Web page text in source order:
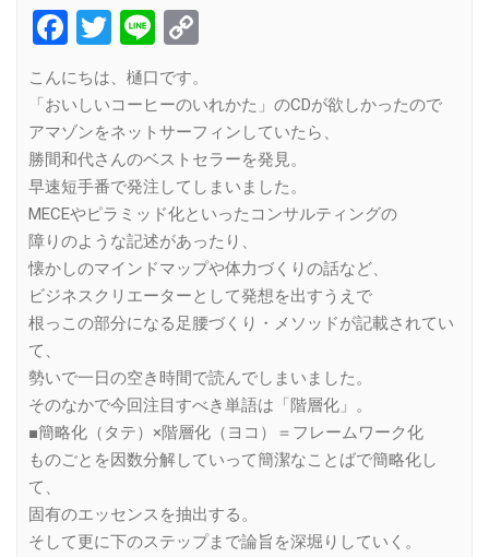
Facebook
Twitter
Line
こんにちは、樋口です。
「おいしいコーヒーのいれかた」のCDが欲しかったので
アマゾンをネットサーフィンしていたら、
勝間和代さんのベストセラーを発見。
早速短手番で発注してしまいました。
MECEやピラミッド化といったコンサルティングの
障りのような記述があったり、
懐かしのマインドマップや体力づくりの話など、
ビジネスクリエーターとして発想を出すうえで
根っこの部分になる足腰づくり・メソッドが記載されてい
て、
勢いで一日の空き時間で読んでしまいました。
そのなかで今回注目すべき単語は「階層化」。
■簡略化（タテ）×階層化（ヨコ）＝フレームワーク化
ものごとを因数分解していって簡潔なことばで簡略化し
て、
固有のエッセンスを抽出する。
そして更に下のステップまで論旨を深堀りしていく。